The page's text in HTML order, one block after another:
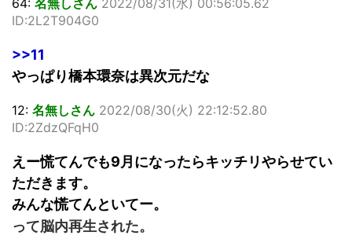
64: 名無しさん 2022/08/31(水) 00:56:05.62
ID:2L2T904G0
>>11
やっぱり橋本環奈は異次元だな
12: 名無しさん 2022/08/30(火) 22:12:52.80
ID:2ZdzQFqH0
えー慌てんでも9月になったらキッチリやらせてい
ただきます。
みんな慌てんといてー。
って脳内再生された。